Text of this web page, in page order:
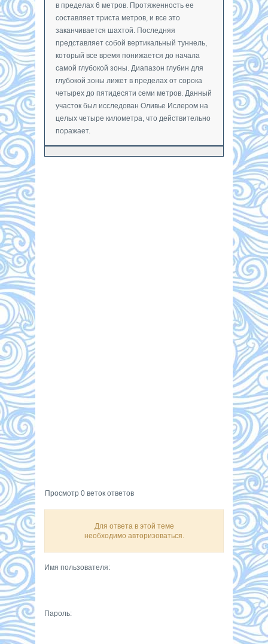
в пределах 6 метров. Протяженность ее
составляет триста метров, и все это
заканчивается шахтой. Последняя
представляет собой вертикальный туннель,
который все время понижается до начала
самой глубокой зоны. Диапазон глубин для
глубокой зоны лижет в пределах от сорока
четырех до пятидесяти семи метров. Данный
участок был исследован Оливье Ислером на
целых четыре километра, что действительно
поражает.
Просмотр 0 веток ответов
Для ответа в этой теме
необходимо авторизоваться.
Имя пользователя:
Пароль: